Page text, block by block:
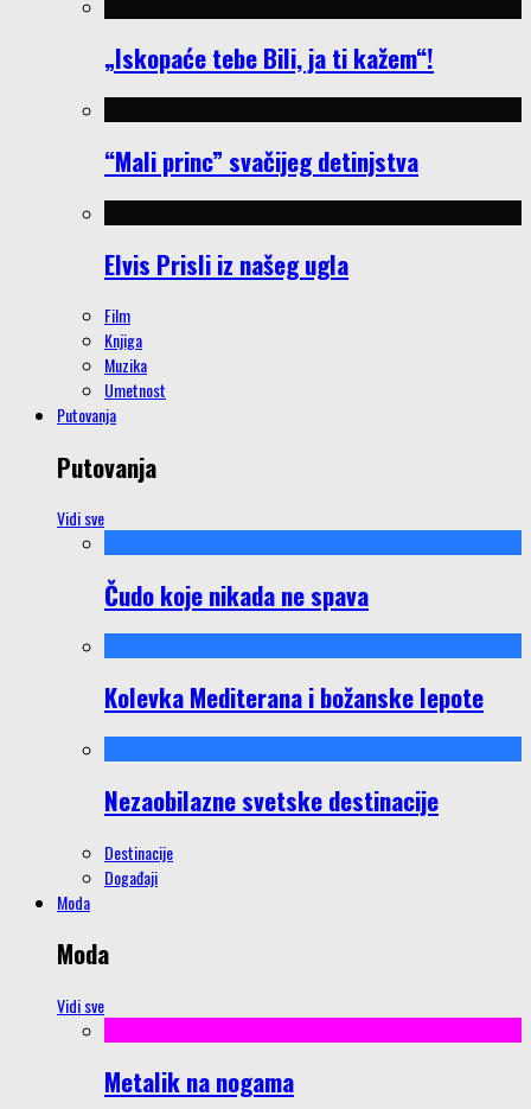
„Iskopaće tebe Bili, ja ti kažem“!
“Mali princ” svačijeg detinjstva
Elvis Prisli iz našeg ugla
Film
Knjiga
Muzika
Umetnost
Putovanja
Putovanja
Vidi sve
Čudo koje nikada ne spava
Kolevka Mediterana i božanske lepote
Nezaobilazne svetske destinacije
Destinacije
Događaji
Moda
Moda
Vidi sve
Metalik na nogama